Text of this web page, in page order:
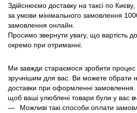
Здійснюємо доставку на таксі по
за умови мінімального замовлення
замовлення онлайн.
Просимо звернути увагу, що вартість
окремо при отриманні.
Ми завжди стараємося зробити процес
зручнішим для вас. Ви можете обрати
доставки при оформленні
щоб ваші улюблені товари були у вас
Можливі такі способи оплати